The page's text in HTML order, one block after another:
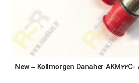
New – Kollmorgen Danaher AKM22C-